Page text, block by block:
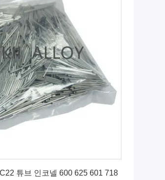
튜브 인코넬 600 625 601 718